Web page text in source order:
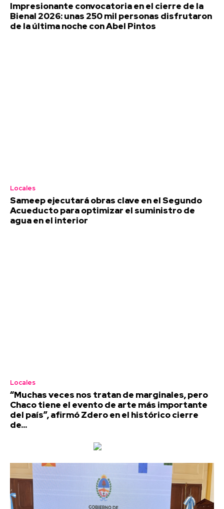
Impresionante convocatoria en el cierre de la
Bienal 2026: unas 250 mil personas disfrutaron
de la última noche con Abel Pintos
Locales
Sameep ejecutará obras clave en el Segundo
Acueducto para optimizar el suministro de
agua en el interior
Locales
“Muchas veces nos tratan de marginales, pero
Chaco tiene el evento de arte más importante
del país”, afirmó Zdero en el histórico cierre
de...